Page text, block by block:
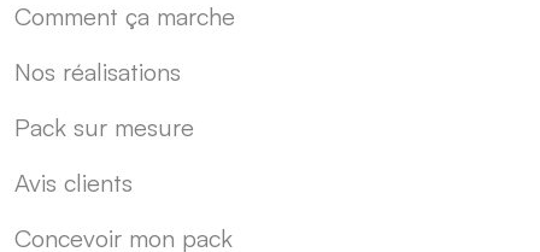
Comment ça marche
Nos réalisations
Pack sur mesure
Avis clients
Concevoir mon pack